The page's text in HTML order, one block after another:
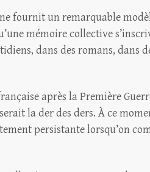
fournit un remarquable
mémoire collective
dans des romans, dans
après la Première
la der des ders. À ce
persistante lorsqu’on